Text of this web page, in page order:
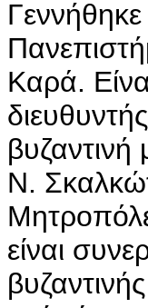
Καρά.
Ν.
είναι